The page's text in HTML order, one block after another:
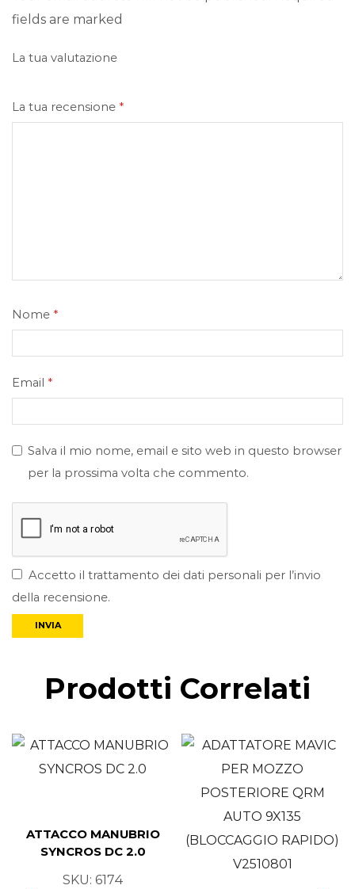
fields are marked
La tua valutazione
La tua recensione *
Nome *
Email *
Salva il mio nome, email e sito web in questo browser
per la prossima volta che commento.
Accetto il trattamento dei dati personali per l’invio
della recensione.
Prodotti Correlati
ATTACCO MANUBRIO
SYNCROS DC 2.0
SKU: 6174